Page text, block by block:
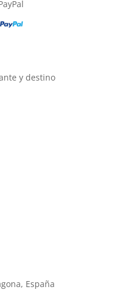
y destino
España